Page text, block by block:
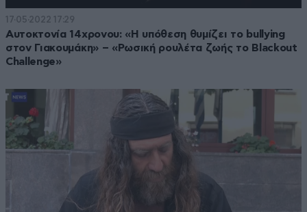
17·05·2022 17:29
Αυτοκτονία 14χρονου: «Η υπόθεση θυμίζει το bullying
στον Γιακουμάκη» – «Ρωσική ρουλέτα ζωής το Blackout
Challenge»